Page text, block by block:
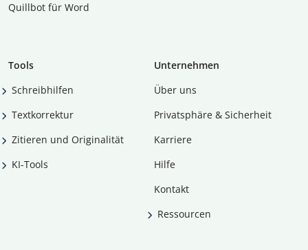
Quillbot für Word
Tools
Schreibhilfen
Textkorrektur
Zitieren und Originalität
KI-Tools
Unternehmen
Über uns
Privatsphäre & Sicherheit
Karriere
Hilfe
Kontakt
Ressourcen